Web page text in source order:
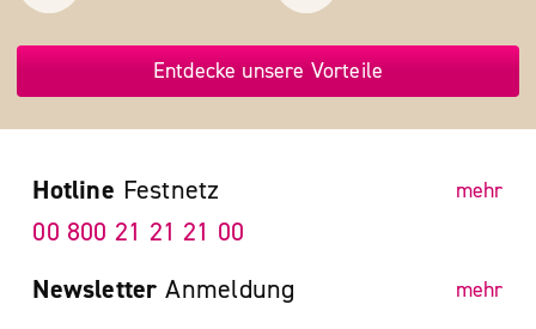
Entdecke unsere Vorteile
Hotline Festnetz mehr
00 800 21 21 21 00
Newsletter Anmeldung mehr